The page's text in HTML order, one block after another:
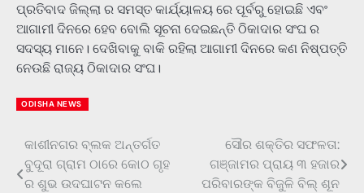
ପ୍ରତିବାଦ ଜିଲ୍ଲା ର ସମସ୍ତ କାର୍ଯ୍ୟାଳୟ ରେ ପୂର୍ବରୁ ହୋଇଛି ଏବଂ
ଆଗାମୀ ଦିନରେ ହେବ ବୋଲି ସୂଚନା ଦେଇଛନ୍ତି ଠିକାଦାର ସଂଘ ର
ସଦସ୍ୟ ମାନେ। ଦେଖିବାକୁ ବାକି ରହିଲା ଆଗାମୀ ଦିନରେ କଣ ନିଷ୍ପତ୍ତି
ନେଉଛି ରାଜ୍ୟ ଠିକାଦାର ସଂଘ।
ODISHA NEWS
Post
navigation
କାଶୀନଗର ବ୍ଲକ ଅନ୍ତର୍ଗତ
ବୁଦୂରା ଗ୍ରାମ ଠାରେ କୋଠ ଗୃହ
ର ଶୁଭ ଉଦଘାଟନ କଲେ
ସୌର ଶକ୍ତିର ସଫଳତା:
ଗଞ୍ଜାମର ପ୍ରାୟ ୩ ହଜାର
ପରିବାରଙ୍କ ବିଜୁଳି ବିଲ୍ ଶୂନ